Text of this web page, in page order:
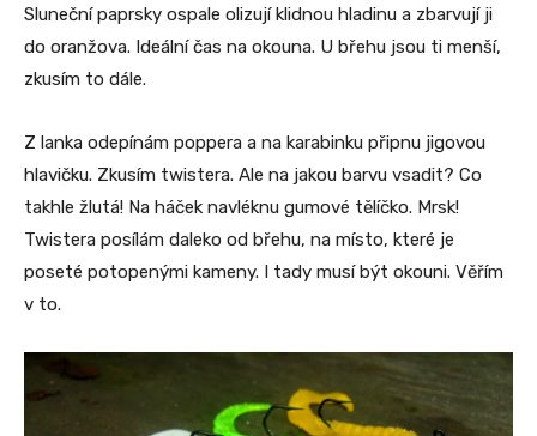
Sluneční paprsky ospale olizují klidnou hladinu a zbarvují ji
do oranžova. Ideální čas na okouna. U břehu jsou ti menší,
zkusím to dále.
Z lanka odepínám poppera a na karabinku připnu jigovou
hlavičku. Zkusím twistera. Ale na jakou barvu vsadit? Co
takhle žlutá! Na háček navléknu gumové tělíčko. Mrsk!
Twistera posílám daleko od břehu, na místo, které je
poseté potopenými kameny. I tady musí být okouni. Věřím
v to.